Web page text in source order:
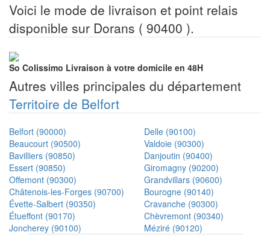
Voici le mode de livraison et point relais
disponible sur Dorans ( 90400 ).
So Colissimo Livraison à votre domicile en 48H
Autres villes principales du département
Territoire de Belfort
Belfort (90000)
Delle (90100)
Beaucourt (90500)
Valdoie (90300)
Bavilliers (90850)
Danjoutin (90400)
Essert (90850)
Giromagny (90200)
Offemont (90300)
Grandvillars (90600)
Châtenois-les-Forges (90700)
Bourogne (90140)
Évette-Salbert (90350)
Cravanche (90300)
Étueffont (90170)
Chèvremont (90340)
Joncherey (90100)
Méziré (90120)